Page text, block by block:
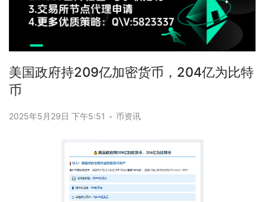
美国政府持209亿加密货币，204亿为比特
币
2025年5月29日 下午5:51 • 币资讯